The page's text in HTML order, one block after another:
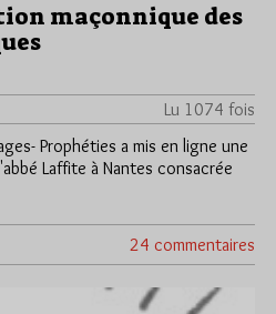
maçonnique des
Lu 1074 fois
Prophéties a mis en ligne une
Laffite à Nantes consacrée
24 commentaires